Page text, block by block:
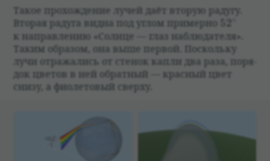
Такое про­хож­де­ние лучей даёт вто­рую радугу.
Вто­рая радуга видна под углом при­мерно
2
к направ­ле­нию «Солнце — глаз наблю­да­теля».
Таким обра­зом, она выше пер­вой. Поскольку
лучи отража­лись от сте­нок капли два раза, поря­
док цве­тов в ней обрат­ный — крас­ный цвет
снизу, а фио­ле­то­вый сверху.